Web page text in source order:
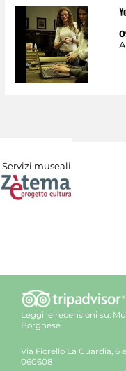
Servizi museali
Leggi le recensioni su:
Borghese
Via Fiorello La Guardia, 6
060608